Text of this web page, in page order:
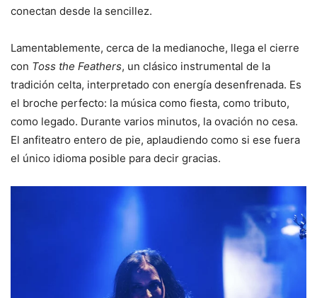
conectan desde la sencillez.
Lamentablemente, cerca de la medianoche, llega el cierre
con Toss the Feathers, un clásico instrumental de la
tradición celta, interpretado con energía desenfrenada. Es
el broche perfecto: la música como fiesta, como tributo,
como legado. Durante varios minutos, la ovación no cesa.
El anfiteatro entero de pie, aplaudiendo como si ese fuera
el único idioma posible para decir gracias.